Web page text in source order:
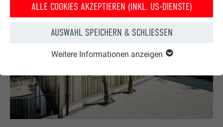
ALLE COOKIES AKZEPTIEREN (INKL. US-DIENSTE)
AUSWAHL SPEICHERN & SCHLIESSEN
Weitere Informationen anzeigen